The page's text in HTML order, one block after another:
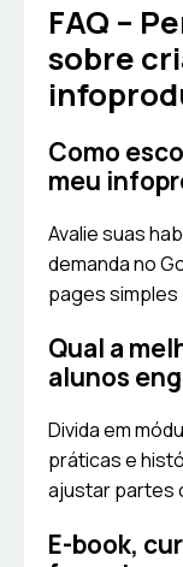
FAQ –
sobre
Como
meu
Avalie suas
demanda no
pages
Qual a
alunos
Divida em
práticas e
ajustar partes
E-book,